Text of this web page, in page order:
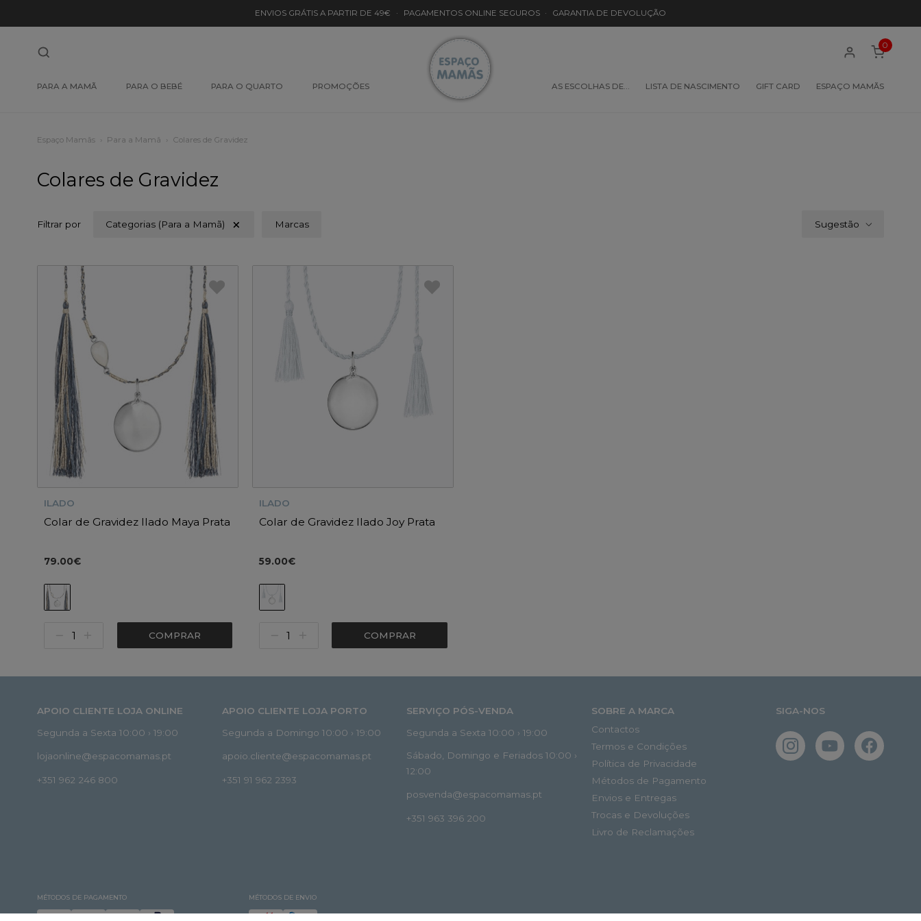
ENVIOS GRÁTIS A PARTIR DE 49€ · PAGAMENTOS ONLINE SEGUROS · GARANTIA DE DEVOLUÇÃO
PARA A MAMÃ PARA O BEBÉ PARA O QUARTO PROMOÇÕES AS ESCOLHAS DE… LISTA DE NASCIMENTO GIFT CARD ESPAÇO MAMÃS
0
Espaço Mamãs Para a Mamã Colares de Gravidez
Colares de Gravidez
Filtrar por Categorias (Para a Mamã) Marcas Sugestão
ILADO
Colar de Gravidez Ilado Maya Prata
79.00€
COMPRAR
ILADO
Colar de Gravidez Ilado Joy Prata
59.00€
COMPRAR
APOIO CLIENTE LOJA ONLINE
Segunda a Sexta 10:00 › 19:00
lojaonline@espacomamas.pt
+351 962 246 800
APOIO CLIENTE LOJA PORTO
Segunda a Domingo 10:00 › 19:00
apoio.cliente@espacomamas.pt
+351 91 962 2393
SERVIÇO PÓS-VENDA
Segunda a Sexta 10:00 › 19:00
Sábado, Domingo e Feriados 10:00 ›
12:00
posvenda@espacomamas.pt
+351 963 396 200
SOBRE A MARCA
Contactos
Termos e Condições
Política de Privacidade
Métodos de Pagamento
Envios e Entregas
Trocas e Devoluções
Livro de Reclamações
SIGA-NOS
MÉTODOS DE PAGAMENTO MÉTODOS DE ENVIO